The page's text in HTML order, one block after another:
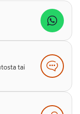
tai